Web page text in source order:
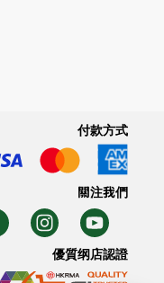
付款方式
關注我們
優質纲店認證